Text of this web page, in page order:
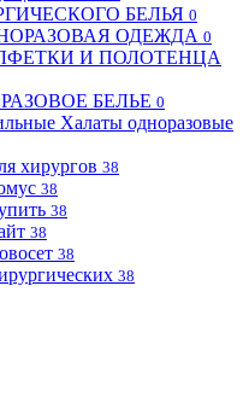
БЕЛЬЯ 0
ОДЕЖДА 0
И ПОЛОТЕНЦА
БЕЛЬЕ 0
Халаты одноразовые
хирургов 38
38
38
38
38
38